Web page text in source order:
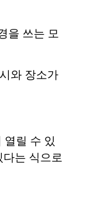
을 쓰는 모
와 장소가
릴 수 있
는 식으로